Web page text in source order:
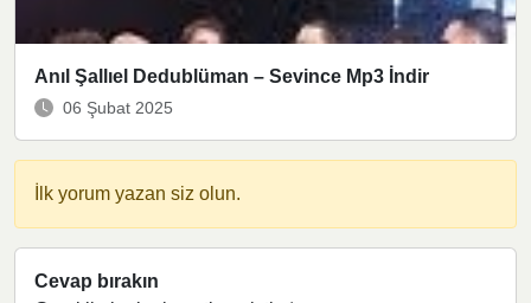
Anıl Şallıel Dedublüman – Sevince Mp3 İndir
06 Şubat 2025
İlk yorum yazan siz olun.
Cevap bırakın